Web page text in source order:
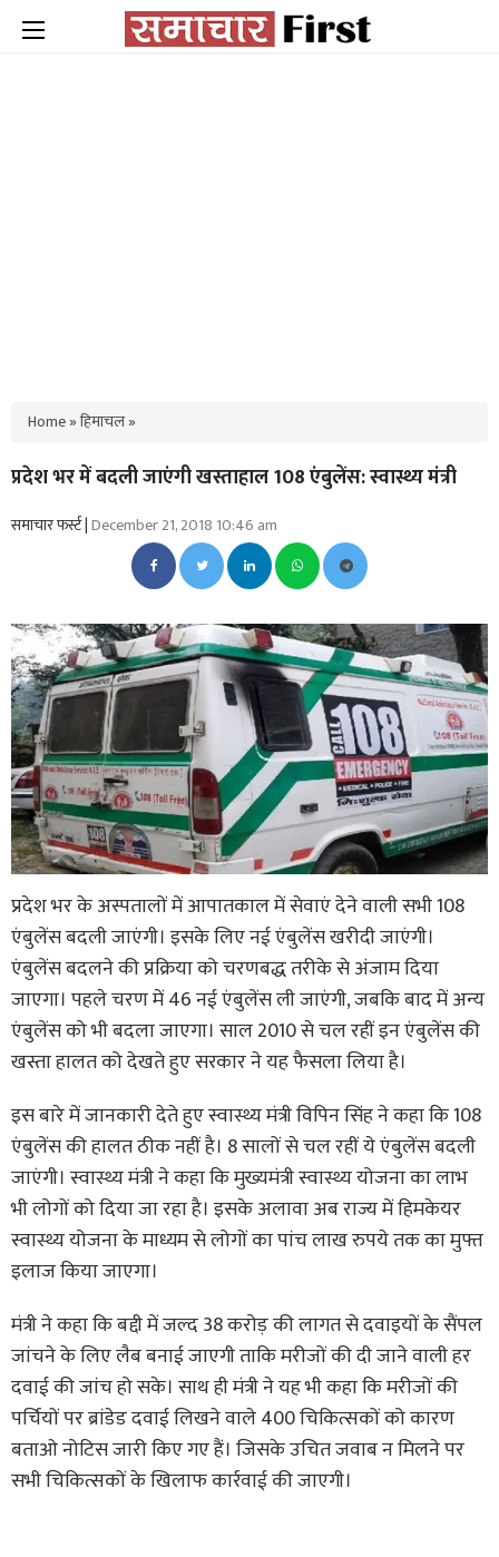
Home»हिमाचल»
प्रदेश भर में बदली जाएंगी खस्ताहाल 108 एंबुलेंस: स्वास्थ्य मंत्री
समाचार फर्स्ट |December 21, 2018 10:46 am
प्रदेश भर के अस्पतालों में आपातकाल में सेवाएं देने वाली सभी 108
एंबुलेंस बदली जाएंगी। इसके लिए नई एंबुलेंस खरीदी जाएंगी।
एंबुलेंस बदलने की प्रक्रिया को चरणबद्ध तरीके से अंजाम दिया
जाएगा। पहले चरण में 46 नई एंबुलेंस ली जाएंगी, जबकि बाद में अन्य
एंबुलेंस को भी बदला जाएगा। साल 2010 से चल रहीं इन एंबुलेंस की
खस्ता हालत को देखते हुए सरकार ने यह फैसला लिया है।
इस बारे में जानकारी देते हुए स्वास्थ्य मंत्री विपिन सिंह ने कहा कि 108
एंबुलेंस की हालत ठीक नहीं है। 8 सालों से चल रहीं ये एंबुलेंस बदली
जाएंगी। स्वास्थ्य मंत्री ने कहा कि मुख्यमंत्री स्वास्थ्य योजना का लाभ
भी लोगों को दिया जा रहा है। इसके अलावा अब राज्य में हिमकेयर
स्वास्थ्य योजना के माध्यम से लोगों का पांच लाख रुपये तक का मुफ्त
इलाज किया जाएगा।
मंत्री ने कहा कि बद्दी में जल्द 38 करोड़ की लागत से दवाइयों के सैंपल
जांचने के लिए लैब बनाई जाएगी ताकि मरीजों की दी जाने वाली हर
दवाई की जांच हो सके। साथ ही मंत्री ने यह भी कहा कि मरीजों की
पर्चियों पर ब्रांडेड दवाई लिखने वाले 400 चिकित्सकों को कारण
बताओ नोटिस जारी किए गए हैं। जिसके उचित जवाब न मिलने पर
सभी चिकित्सकों के खिलाफ कार्रवाई की जाएगी।